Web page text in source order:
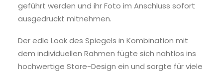
geführt werden und ihr Foto im Anschluss sofort
ausgedruckt mitnehmen.
Der edle Look des Spiegels in Kombination mit
dem individuellen Rahmen fügte sich nahtlos ins
hochwertige Store-Design ein und sorgte für viele